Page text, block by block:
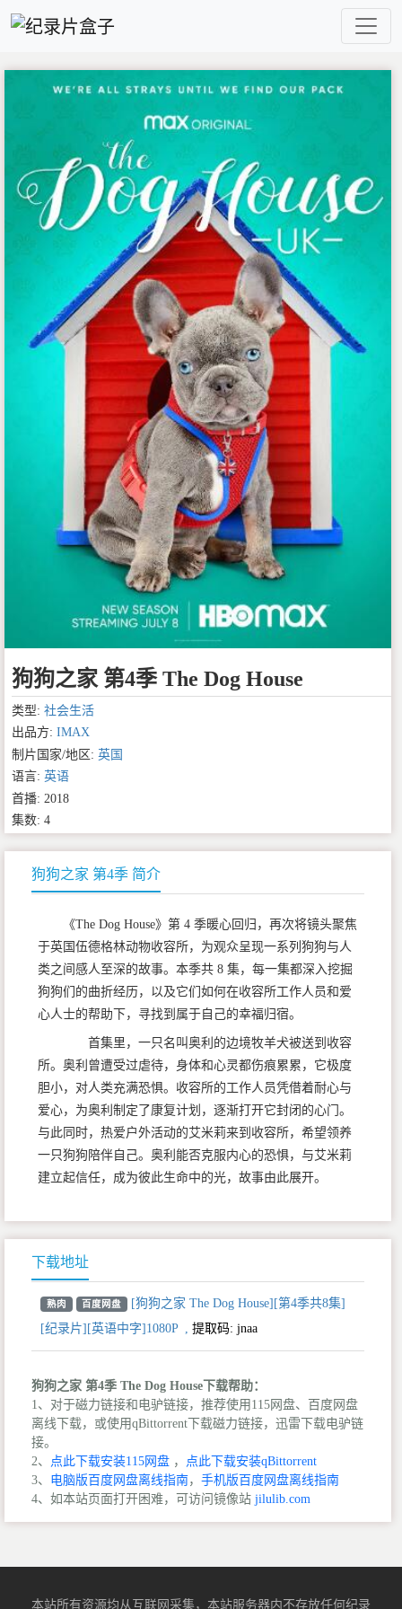
狗狗之家 第4季 The Dog House
类型: 社会生活
出品方: IMAX
制片国家/地区: 英国
语言: 英语
首播: 2018
集数: 4
狗狗之家 第4季 简介
《The Dog House》第 4 季暖心回归，再次将镜头聚焦
于英国伍德格林动物收容所，为观众呈现一系列狗狗与人
类之间感人至深的故事。本季共 8 集，每一集都深入挖掘
狗狗们的曲折经历，以及它们如何在收容所工作人员和爱
心人士的帮助下，寻找到属于自己的幸福归宿。
首集里，一只名叫奥利的边境牧羊犬被送到收容
所。奥利曾遭受过虐待，身体和心灵都伤痕累累，它极度
胆小，对人类充满恐惧。收容所的工作人员凭借着耐心与
爱心，为奥利制定了康复计划，逐渐打开它封闭的心门。
与此同时，热爱户外活动的艾米莉来到收容所，希望领养
一只狗狗陪伴自己。奥利能否克服内心的恐惧，与艾米莉
建立起信任，成为彼此生命中的光，故事由此展开。
下载地址
熟肉 百度网盘
[狗狗之家 The Dog House][第4季共8集]
[纪录片][英语中字]1080P, 提取码: jnaa
狗狗之家 第4季 The Dog House下载帮助：
1、对于磁力链接和电驴链接，推荐使用115网盘、百度网盘
离线下载，或使用qBittorrent下载磁力链接，迅雷下载电驴链
接。
2、
点此下载安装115网盘 ，
点此下载安装qBittorrent
3、 电脑版百度网盘离线指南， 手机版百度网盘离线指南
4、如本站页面打开困难，可访问镜像站 jilulib.com
本站所有资源均从互联网采集，本站服务器内不存放任何纪录